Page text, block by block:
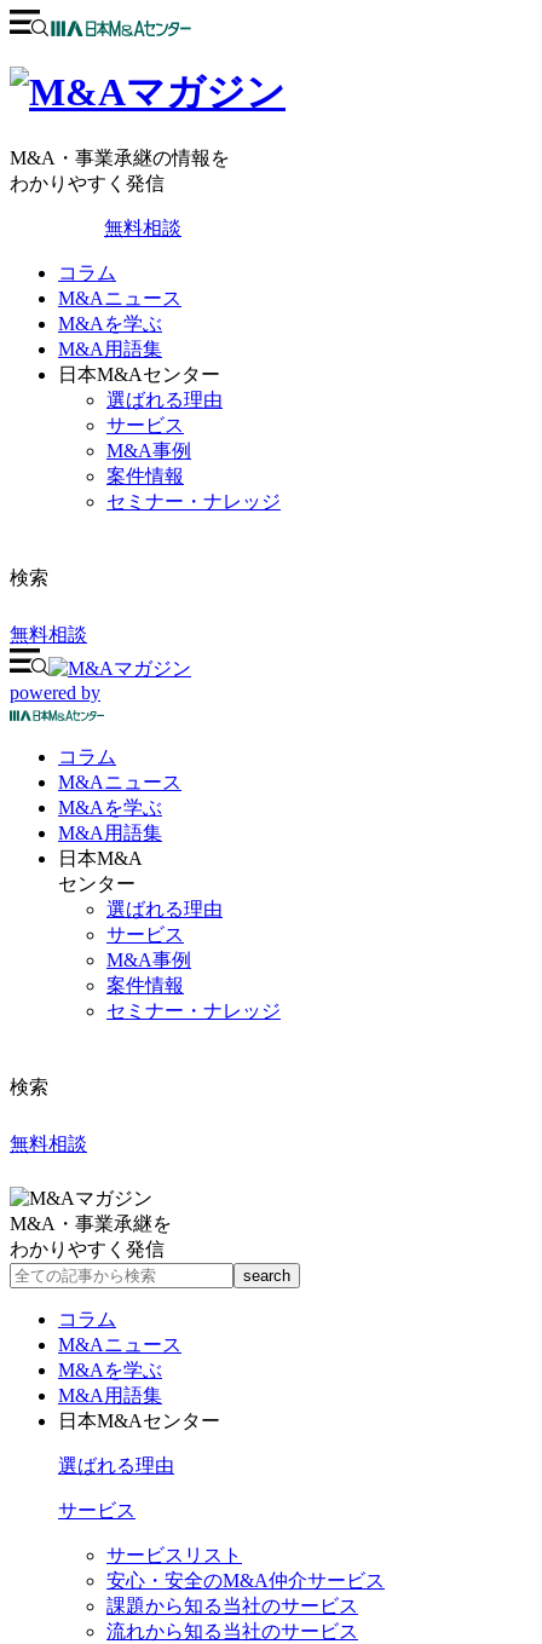
M&A・事業承継の情報を
わかりやすく発信
無料相談
コラム
M&Aニュース
M&Aを学ぶ
M&A用語集
日本M&Aセンター
選ばれる理由
サービス
M&A事例
案件情報
セミナー・ナレッジ
検索
無料相談
powered by
コラム
M&Aニュース
M&Aを学ぶ
M&A 用語集
日本M&A
センター
選ばれる理由
サービス
M&A事例
案件情報
セミナー・ナレッジ
検索
無料相談
M&A・事業承継を
わかりやすく発信
コラム
M&Aニュース
M&Aを学ぶ
M&A用語集
日本M&Aセンター
選ばれる理由
サービス
サービスリスト
安心・安全のM&A仲介サービス
課題から知る当社のサービス
流れから知る当社のサービス